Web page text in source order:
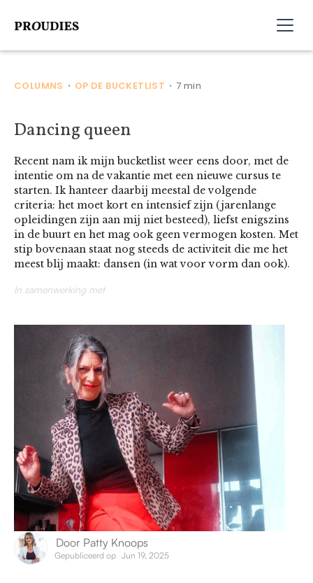
COLUMNS • OP DE BUCKETLIST •7 min
Dancing queen
Recent nam ik mijn bucketlist weer eens door, met de
intentie om na de vakantie met een nieuwe cursus te
starten. Ik hanteer daarbij meestal de volgende
criteria: het moet kort en intensief zijn (jarenlange
opleidingen zijn aan mij niet besteed), liefst enigszins
in de buurt en het mag ook geen vermogen kosten. Met
stip bovenaan staat nog steeds de activiteit die me het
meest blij maakt: dansen (in wat voor vorm dan ook).
In samenwerking met
Door Patty Knoops
Gepubliceerd op Jun 19, 2025